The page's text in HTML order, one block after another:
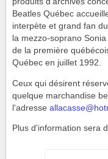
Beatles Québec
interpète et grand fan
la mezzo-soprano
de la première
Québec en juillet 1992.
Ceux qui désirent
quelque marchandise
l'adresse
Plus d'information sera